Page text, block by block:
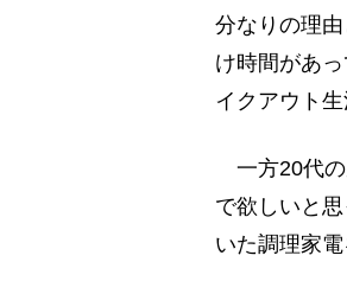
分なりの理
け時間があ
イクアウト
一方20代の
で欲しいと
いた調理家